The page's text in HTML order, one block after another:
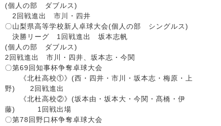
(個人の部 ダブルス)
2回戦進出 市川・四井
〇山梨県高等学校新人卓球大会(個人の部 シングルス)
決勝リーグ 1回戦進出 坂本志帆
(個人の部 ダブルス)
2回戦進出 市川・四井、坂本志・今関
〇第69回知事杯争奪卓球大会
《北杜高校①》(西・四井・市川・坂本志・梅原・上
野) 2回戦進出
《北杜高校②》(坂本由・坂本大・今関・髙橋・伊
藤) 1回戦出場
〇第78回野口杯争奪卓球大会